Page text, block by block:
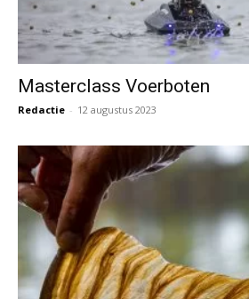
Masterclass Voerboten
Redactie - 12 augustus 2023